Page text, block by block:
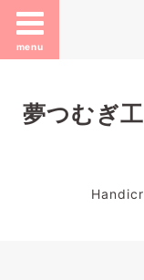
menu
夢つむぎ